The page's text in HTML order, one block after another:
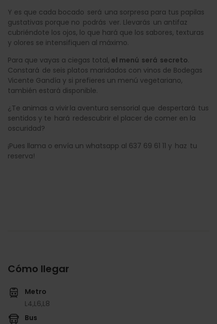
Y es que cada bocado será una sorpresa para tus papilas
gustativas porque no podrás ver. Llevarás un antifaz
cubriéndote los ojos, lo que hará que los sabores, texturas
y olores se intensifiquen al máximo.
Para que vayas a ciegas total, el menú será secreto.
Constará de seis platos maridados con vinos de Bodegas
Vicente Gandía y si prefieres un menú vegetariano,
también estará disponible.
¿Te animas a vivir la aventura sensorial que despertará tus
sentidos y te hará redescubrir el placer de comer en la
oscuridad?
¡Pues llama o envía un whatsapp al 637 69 61 11 y haz tu
reserva!
Cómo llegar
Metro
L4,L6,L8
Bus